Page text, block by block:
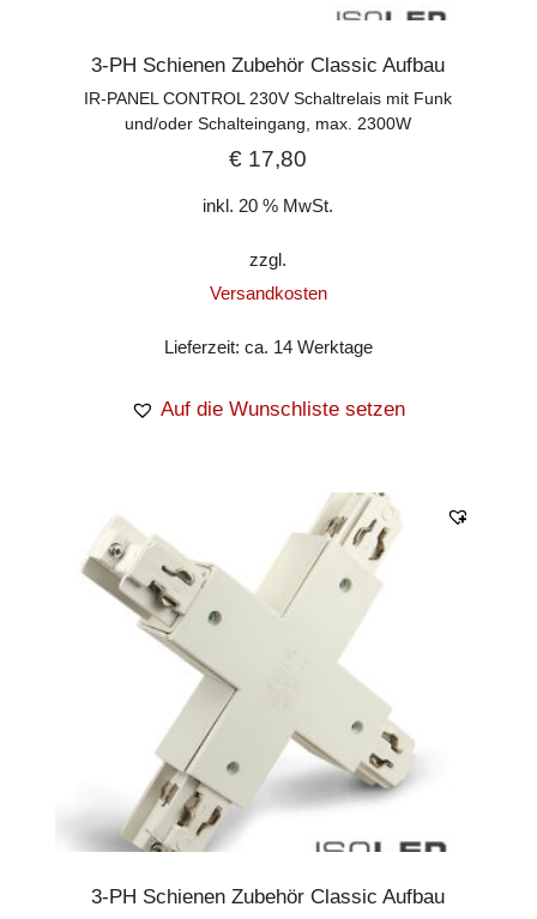
3-PH Schienen Zubehör Classic Aufbau
IR-PANEL CONTROL 230V Schaltrelais mit Funk
und/oder Schalteingang, max. 2300W
€ 17,80
inkl. 20 % MwSt.
zzgl.
Versandkosten
Lieferzeit: ca. 14 Werktage
Auf die Wunschliste setzen
3-PH Schienen Zubehör Classic Aufbau